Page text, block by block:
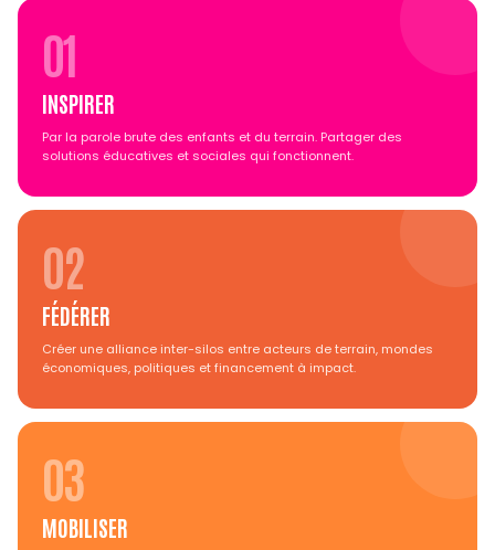
01
INSPIRER
Par la parole brute des enfants et du terrain. Partager des
solutions éducatives et sociales qui fonctionnent.
02
FÉDÉRER
Créer une alliance inter-silos entre acteurs de terrain, mondes
économiques, politiques et financement à impact.
03
MOBILISER